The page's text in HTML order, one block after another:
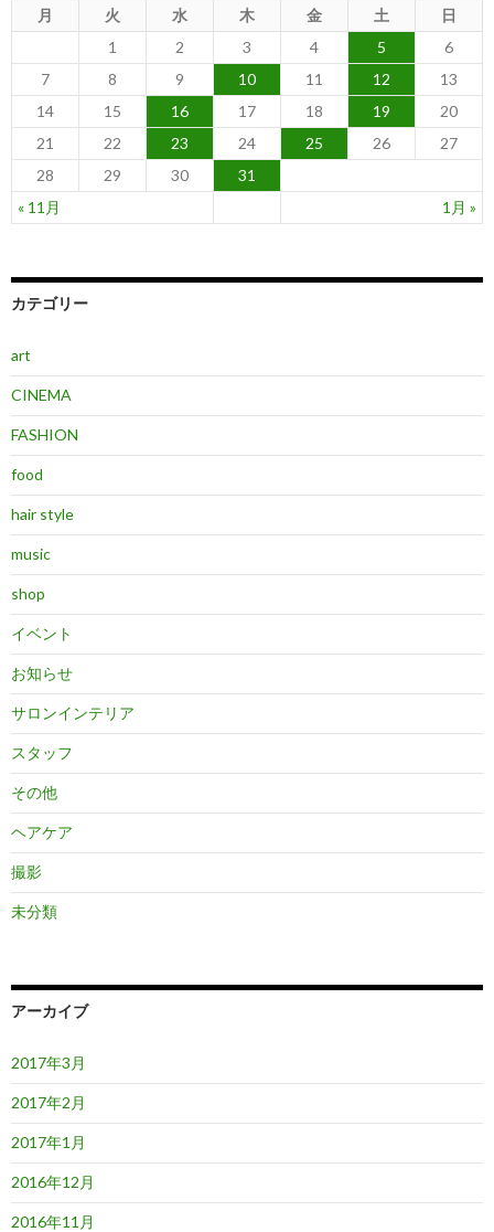
月 火 水 木 金 土 日
« 11月 1月 »
1 2 3 4 5
6
7
8 9 10 11 12
13
14
15 16 17 18 19
20
21
22 23 24 25 26
27
28
29 30 31
カテゴリー
art
CINEMA
FASHION
food
hair style
music
shop
イベント
お知らせ
サロンインテリア
スタッフ
その他
ヘアケア
撮影
未分類
アーカイブ
2017年3月
2017年2月
2017年1月
2016年12月
2016年11月